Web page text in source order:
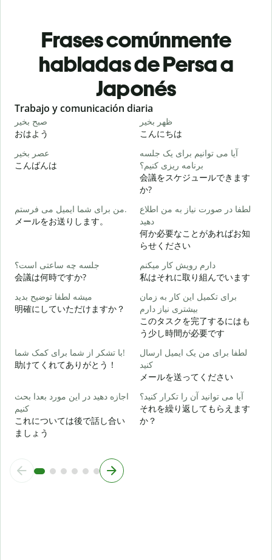
Frases comúnmente
habladas de Persa a
Japonés
Slide 1 of 6
Trabajo y comunicación diaria
صبح بخیر
おはよう
ظهر بخیر
こんにちは
عصر بخیر
こんばんは
آیا می توانیم برای یک جلسه
برنامه ریزی کنیم؟
会議をスケジュールできます
か?
من برای شما ایمیل می فرستم.
メールをお送りします。
لطفا در صورت نیاز به من اطلاع
دهید
何か必要なことがあればお知
らせください
جلسه چه ساعتی است؟
会議は何時ですか?
دارم رویش کار میکنم
私はそれに取り組んでいます
میشه لطفا توضیح بدید
明確にしていただけますか？
برای تکمیل این کار به زمان
بیشتری نیاز دارم
このタスクを完了するにはも
う少し時間が必要です
با تشکر از شما برای کمک شما!
助けてくれてありがとう！
لطفا برای من یک ایمیل ارسال
کنید
メールを送ってください
اجازه دهید در این مورد بعدا بحث
کنیم
これについては後で話し合い
ましょう
آیا می توانید آن را تکرار کنید؟
それを繰り返してもらえます
か？